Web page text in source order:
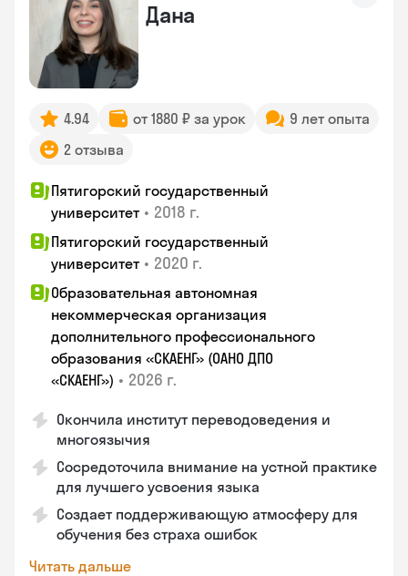
Дана
4.94 от 1880 ₽ за урок
9 лет опыта
2 отзыва
Пятигорский государственный
университет • 2018 г.
Пятигорский государственный
университет • 2020 г.
Образовательная автономная
некоммерческая организация
дополнительного профессионального
образования «СКАЕНГ» (ОАНО ДПО
«СКАЕНГ») • 2026 г.
Окончила институт переводоведения и
многоязычия
Сосредоточила внимание на устной практике
для лучшего усвоения языка
Создает поддерживающую атмосферу для
обучения без страха ошибок
Читать дальше